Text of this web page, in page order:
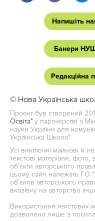
Напишіть
Банери
Редакційна
© Нова Українська
Проект був створений
Освіта" у партнерстві з
науки України для
Українська Школа"
Усі виключні майнові й
текстові матеріали, фото,
об’єкти авторського
цьому сайті належать ГО
об’єктів авторського
вказівку на авторство
Використання текстових
дозволено лише з